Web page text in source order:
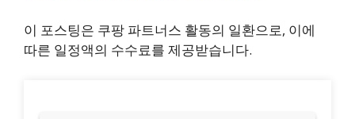
이 포스팅은 쿠팡 파트너스 활동의 일환으로, 이에
따른 일정액의 수수료를 제공받습니다.